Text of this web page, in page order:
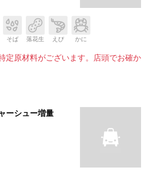
そば 落花生 えび かに
定原材料がございます。店頭でお確か
ーシュー増量